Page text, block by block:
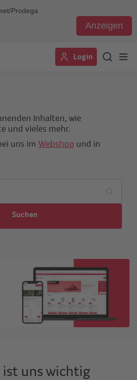
Prodega
Anzeigen
Login
Inhalten, wie
und vieles mehr.
uns im Webshop und in
uns wichtig